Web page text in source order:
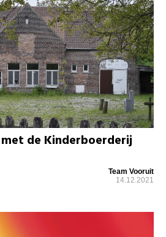
de Kinderboerderij
Team Vooruit
14.12.2021